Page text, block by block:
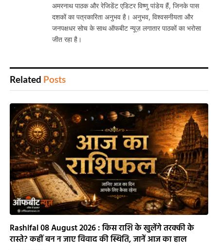
अमरनाथ पाठक और रेजिडेंट एडिटर विष्णु पांडेय हैं, जिनके पास
दशकों का पत्रकारिता अनुभव है। अनुभव, विश्वसनीयता और
जनपक्षधर सोच के साथ ऑफबीट न्यूज़ लगातार पाठकों का भरोसा
जीत रहा है।
Related Posts
Rashifal 08 August 2026 : किस राशि के खुलेंगे तरक्की के
रास्ते? कहीं बन न जाए विवाद की स्थिति, जानें आज का हाल